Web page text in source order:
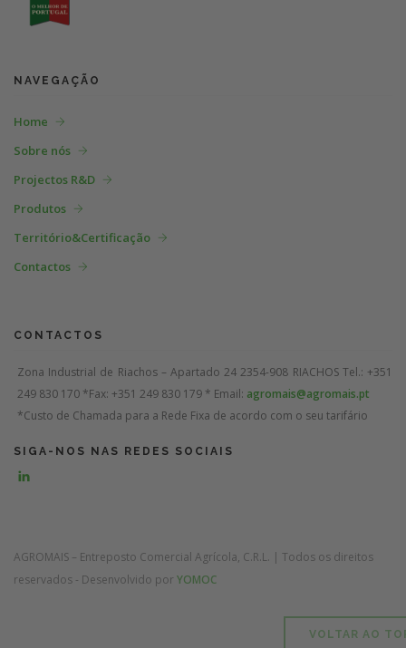
NAVEGAÇÃO
Home
Sobre nós
Projectos R&D
Produtos
Território&Certificação
Contactos
CONTACTOS
Zona Industrial de Riachos – Apartado 242354-908 RIACHOS Tel.: +351
249 830 170 *Fax: +351 249 830 179 * Email: agromais@agromais.pt
*Custo de Chamada para a Rede Fixa de acordo com o seu tarifário
SIGA-NOS NAS REDES SOCIAIS
AGROMAIS – Entreposto Comercial Agrícola, C.R.L. | Todos os direitos
reservados - Desenvolvido por YOMOC
VOLTAR AO